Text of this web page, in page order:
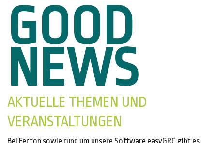
GOOD
NEWS
AKTUELLE THEMEN UND
VERANSTALTUNGEN
Bei Fecton sowie rund um unsere Software easyGRC gibt es